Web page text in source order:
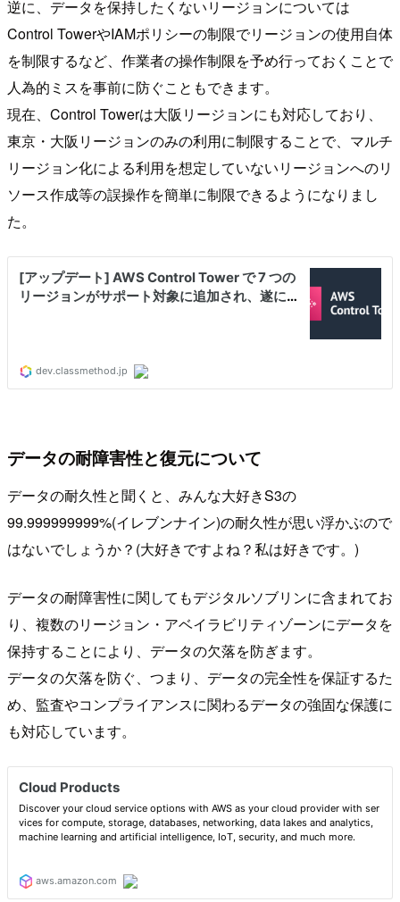
逆に、データを保持したくないリージョンについては
Control TowerやIAMポリシーの制限でリージョンの使用自体
を制限するなど、作業者の操作制限を予め行っておくことで
人為的ミスを事前に防ぐこともできます。
現在、Control Towerは大阪リージョンにも対応しており、
東京・大阪リージョンのみの利用に制限することで、マルチ
リージョン化による利用を想定していないリージョンへのリ
ソース作成等の誤操作を簡単に制限できるようになりまし
た。
データの耐障害性と復元について
データの耐久性と聞くと、みんな大好きS3の
99.999999999%(イレブンナイン)の耐久性が思い浮かぶので
はないでしょうか？(大好きですよね？私は好きです。)
データの耐障害性に関してもデジタルソブリンに含まれてお
り、複数のリージョン・アベイラビリティゾーンにデータを
保持することにより、データの欠落を防ぎます。
データの欠落を防ぐ、つまり、データの完全性を保証するた
め、監査やコンプライアンスに関わるデータの強固な保護に
も対応しています。